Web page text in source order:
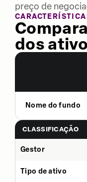
preço de
dos
Nome do fundo
CLASSIFICAÇÃO
Gestor
Tipo de ativo